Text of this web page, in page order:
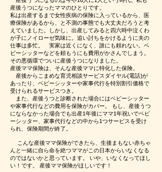
産後うつになったママのひとりです。
私は出産するまで女性疾病の保険に入っているから、医
療保険があるから、と不測の事態でも大丈夫だろうと考
えていました。しかし、出産してみると四六時中泣くわ
が子にノイローゼ気味に。追い討ちをかけるように夫の
仕事は多忙。 実家は近くになく、誰にも頼れない。ベ
ビーシッターなどを頼もうにも費用がかさんでしまう。
その悪循環でついに産後うつになりました。
産後ママ保険は、そんな産後ママに特化した保険。
産後からこまめな育児相談サービスダイヤル(電話)が
あったり、ベビーシッターや家事代行を特別割引価格で
受けられるサービスつき。
また、産後うつと診断された場合にはベビーシッター
や家事代行などの費用を保険がカバー。 もし、産後うつ
にならなかった場合でも出産1年後にママ1年祝いでベビ
ーシッター、家事代行などの中から1つサービスを受け
られ、保険期間が終了。
こんな産後ママ保険ができたら、生後まもない赤ちゃ
んと一緒に自ら命を絶つママがこの日本からいなくなる
のではないかと思っています。 いや、いなくなってほし
い！です。 産後ママ保険がほしいです！